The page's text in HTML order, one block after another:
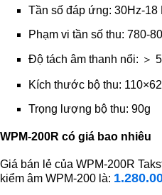
Tần số đáp ứng: 30Hz-18
Phạm vi tần số thu: 780-
Độ tách âm thanh nổi: ＞
Kích thước bộ thu:
Trọng lượng bộ thu: 90g
WPM-200R có giá bao nhiêu
Giá bán lẻ của WPM-200R
kiểm âm WPM-200 là: